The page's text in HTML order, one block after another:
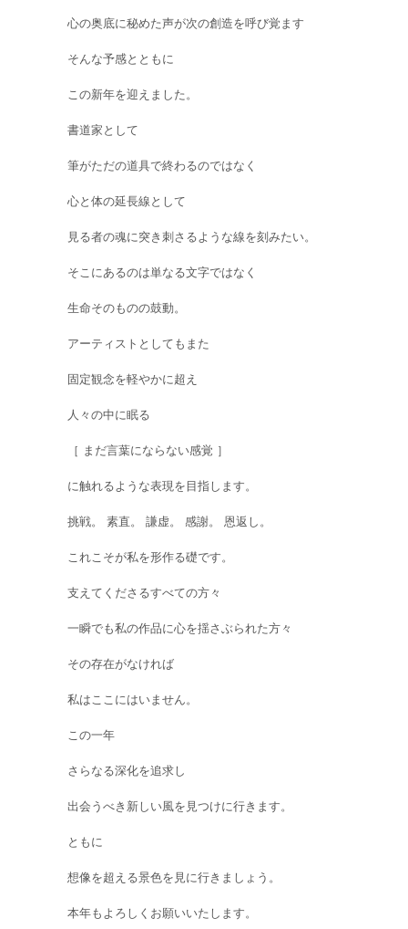
心の奥底に秘めた声が次の創造を呼び覚ます
そんな予感とともに
この新年を迎えました。
書道家として
筆がただの道具で終わるのではなく
心と体の延長線として
見る者の魂に突き刺さるような線を刻みたい。
そこにあるのは単なる文字ではなく
生命そのものの鼓動。
アーティストとしてもまた
固定観念を軽やかに超え
人々の中に眠る
［ まだ言葉にならない感覚 ］
に触れるような表現を目指します。
挑戦。 素直。 謙虚。 感謝。 恩返し。
これこそが私を形作る礎です。
支えてくださるすべての方々
一瞬でも私の作品に心を揺さぶられた方々
その存在がなければ
私はここにはいません。
この一年
さらなる深化を追求し
出会うべき新しい風を見つけに行きます。
ともに
想像を超える景色を見に行きましょう。
本年もよろしくお願いいたします。